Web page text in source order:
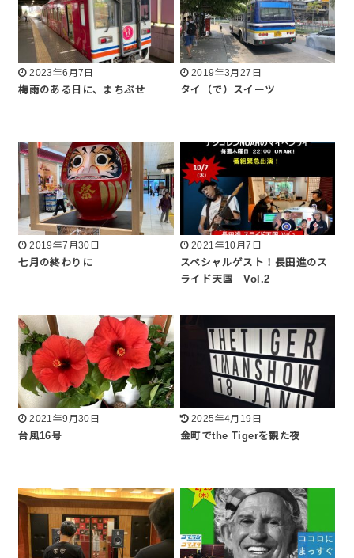
2023年6月7日
梅雨のある日に、まちぶせ
2019年3月27日
タイ（で）スイーツ
2019年7月30日
七月の終わりに
2021年10月7日
スペシャルゲスト！長田進のス
ライド天国 Vol.2
2021年9月30日
台風16号
2025年4月19日
金町でthe Tigerを観た夜